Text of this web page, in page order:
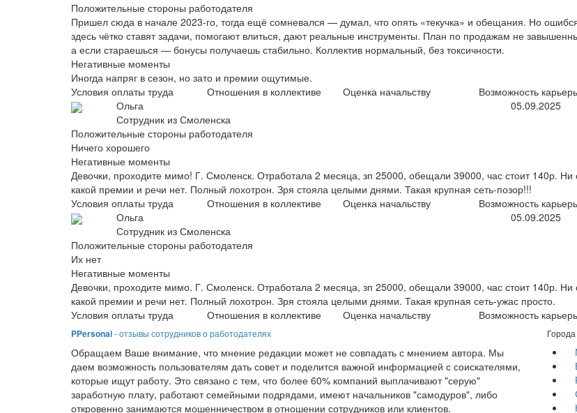
Положительные стороны работодателя
Пришел сюда в начале 2023-го, тогда ещё сомневался — думал, что опять «текучка» и обещания. Но
здесь чётко ставят задачи, помогают влиться, дают реальные инструменты. План по продажам не
а если стараешься — бонусы получаешь стабильно. Коллектив нормальный, без токсичности.
Негативные моменты
Иногда напряг в сезон, но зато и премии ощутимые.
Условия оплаты труда
Отношения в коллективе Оценка начальству
Возможность
Ольга
Сотрудник из Смоленска
05.09.2025
Положительные стороны работодателя
Ничего хорошего
Негативные моменты
Девочки, проходите мимо! Г. Смоленск. Отработала 2 месяца, зп 25000, обещали 39000, час стоит 140р. Ни
какой премии и речи нет. Полный лохотрон. Зря стояла целыми днями. Такая крупная сеть-позор!!!
Условия оплаты труда
Отношения в коллективе Оценка начальству
Возможность
Ольга
Сотрудник из Смоленска
05.09.2025
Положительные стороны работодателя
Их нет
Негативные моменты
Девочки, проходите мимо. Г. Смоленск. Отработала 2 месяца, зп 25000, обещали 39000, час стоит 140р. Ни
какой премии и речи нет. Полный лохотрон. Зря стояла целыми днями. Такая крупная сеть-ужас просто.
Условия оплаты труда
Отношения в коллективе Оценка начальству Возможность
PPersonal- отзывы сотрудников о работодателях
Обращаем Ваше внимание, что мнение редакции может не совпадать с мнением автора. Мы
даем возможность пользователям дать совет и поделится важной информацией с соискателями,
которые ищут работу. Это связано с тем, что более 60% компаний выплачивают "серую"
заработную плату, работают семейными подрядами, имеют начальников "самодуров", либо
откровенно занимаются мошенничеством в отношении сотрудников или клиентов.
Города